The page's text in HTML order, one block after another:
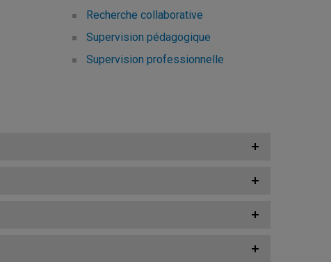
Recherche collaborative
Supervision pédagogique
Supervision professionnelle